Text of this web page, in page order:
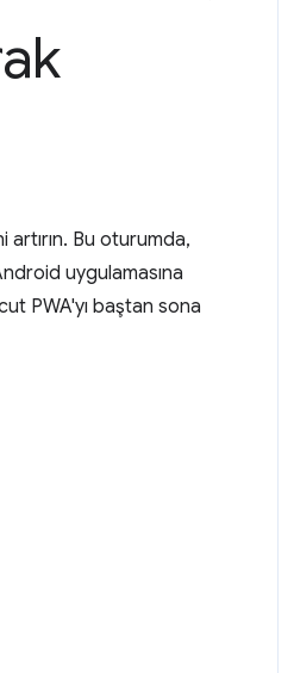
artırın. Bu oturumda,
uygulamasına
PWA'yı baştan sona